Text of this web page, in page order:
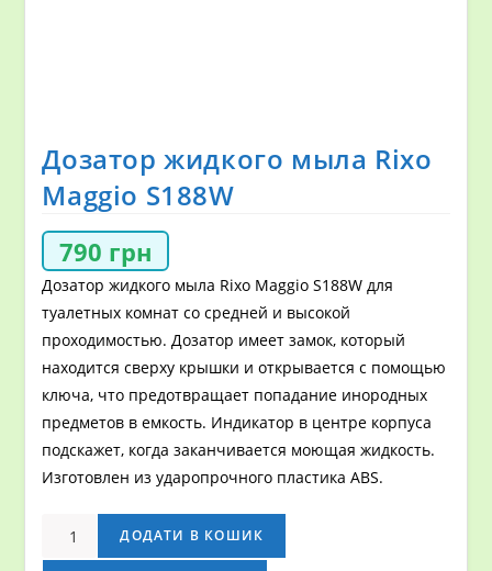
Дозатор жидкого мыла Rixo
Maggio S188W
790 грн
Дозатор жидкого мыла Rixo Maggio S188W для
туалетных комнат со средней и высокой
проходимостью. Дозатор имеет замок, который
находится сверху крышки и открывается с помощью
ключа, что предотвращает попадание инородных
предметов в емкость. Индикатор в центре корпуса
подскажет, когда заканчивается моющая жидкость.
Изготовлен из ударопрочного пластика АВS.
Дозатор
жидкого
ДОДАТИ В КОШИК